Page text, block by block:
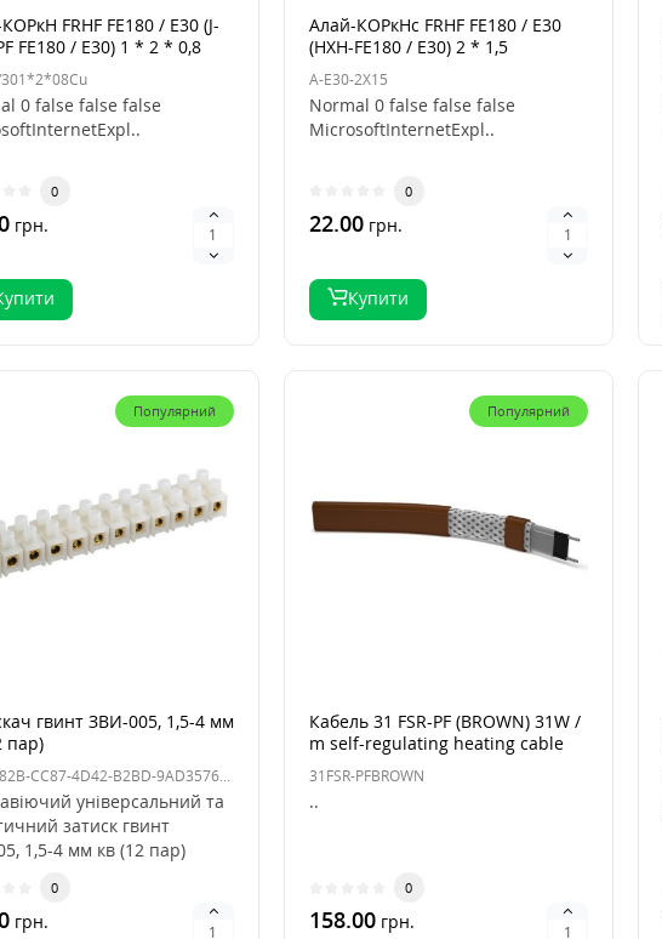
FRHF FE180 / E30 (J-
FE180 / E30) 1 * 2 * 0,8
моножіли
0 false false false
0
грн.
Алай-КОРкНс FRHF FE180 / E30
(HXH-FE180 / E30) 2 * 1,5
A-E30-2X15
Normal 0 false false false
MicrosoftInternetExpl..
0
22.00грн.
Купити
Популярний
гвинт ЗВИ-005, 1,5-4 мм
пар)
3FBCE82B-CC87-4D42-B2BD-9AD3576F2FA7
універсальний та
затиск гвинт
1,5-4 мм кв (12 пар)
0
грн.
Популярний
Кабель 31 FSR-PF (BROWN) 31W /
m self-regulating heating cable
31FSR-PFBROWN
..
0
158.00грн.